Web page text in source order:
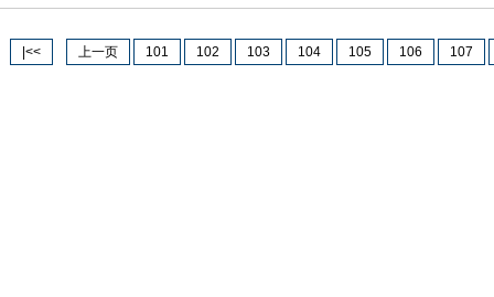
|<< 上一页 101 102 103 104 105 106 107